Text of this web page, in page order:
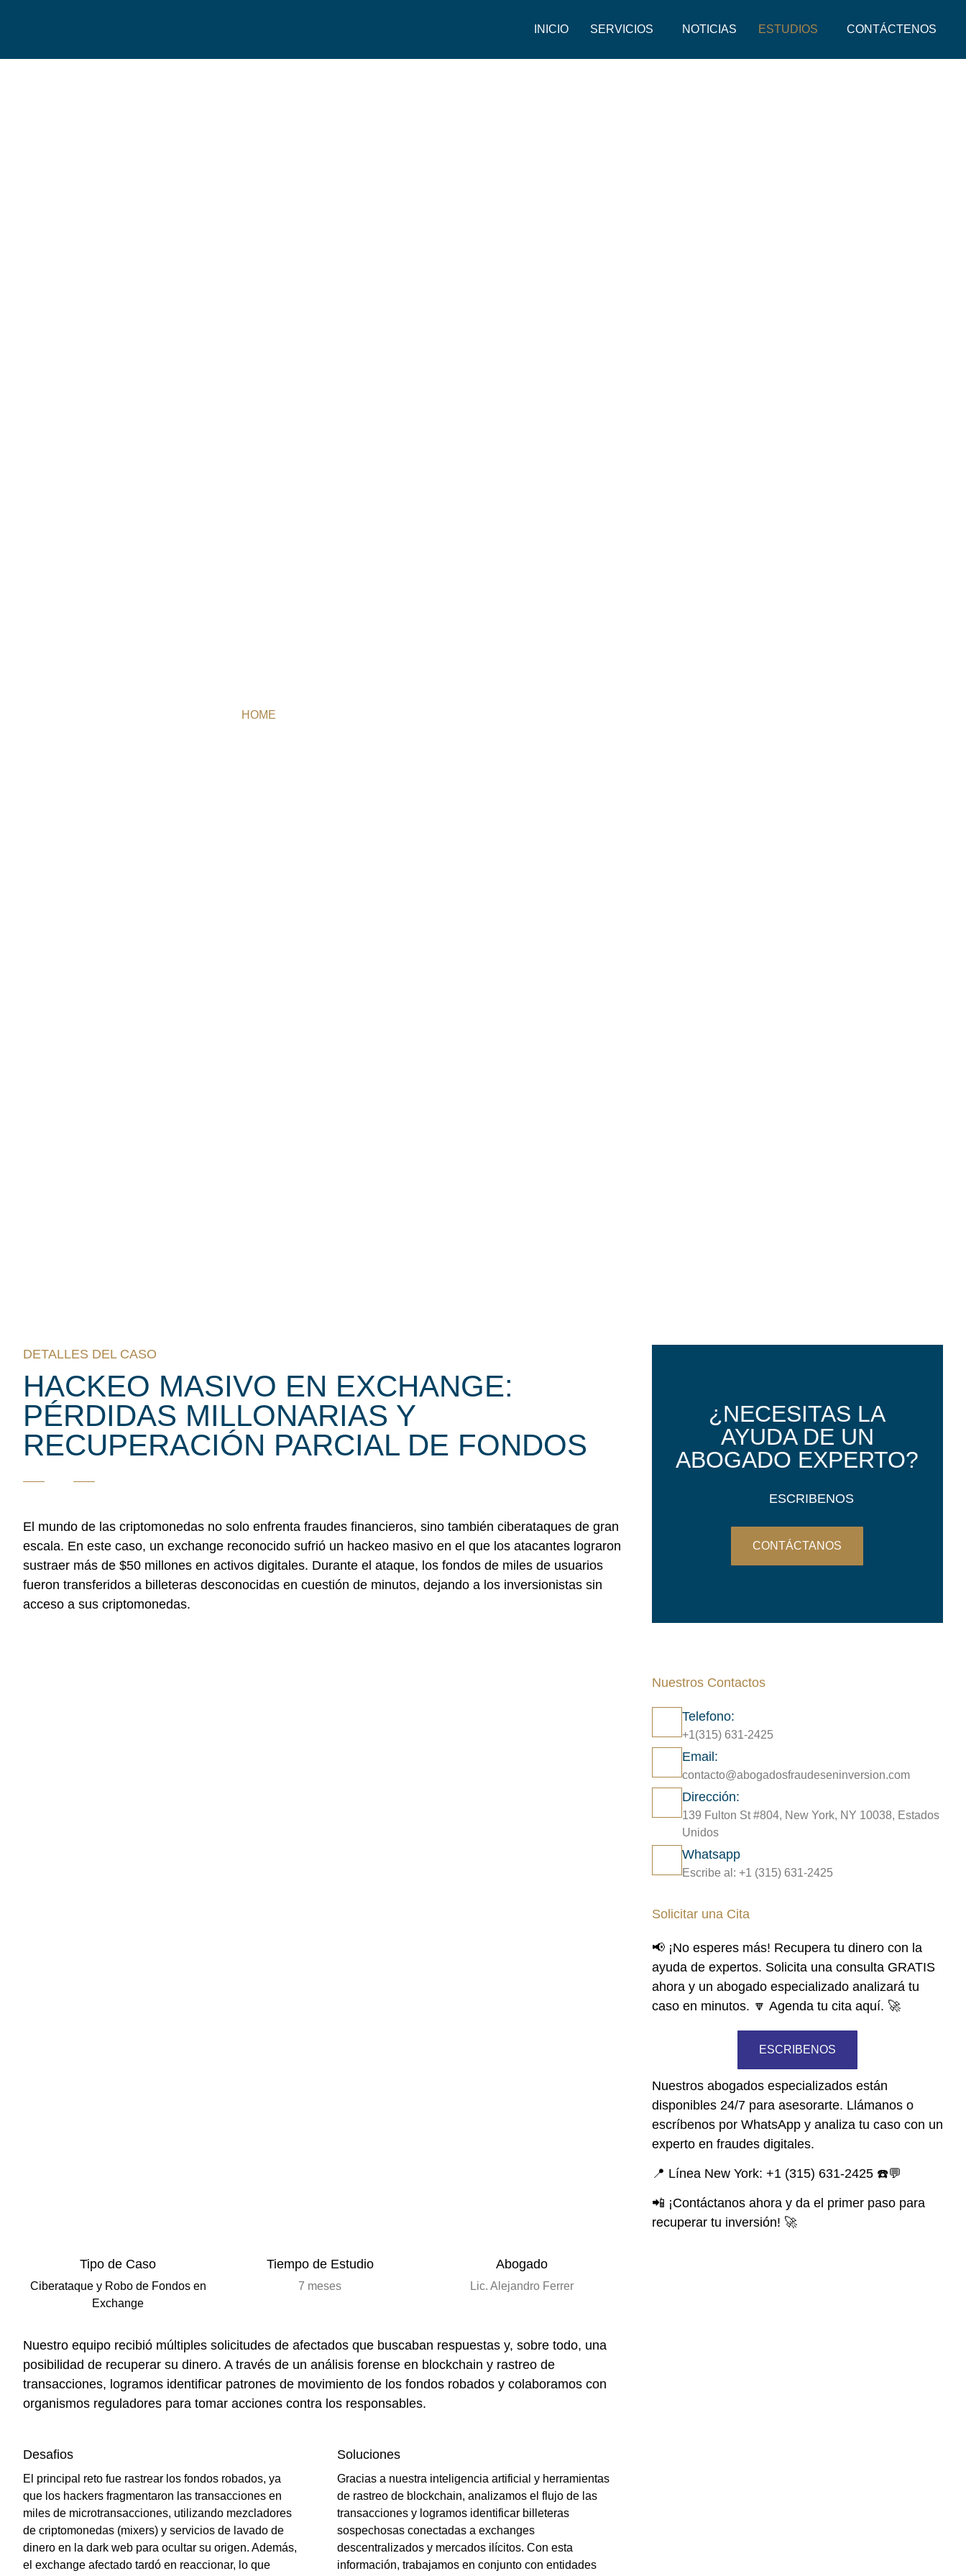
INICIO SERVICIOS NOTICIAS ESTUDIOS CONTÁCTENOS
HOME
DETALLES DEL CASO
HACKEO MASIVO EN EXCHANGE:
PÉRDIDAS MILLONARIAS Y
RECUPERACIÓN PARCIAL DE FONDOS
El mundo de las criptomonedas no solo enfrenta fraudes financieros, sino también ciberataques de gran
escala. En este caso, un exchange reconocido sufrió un hackeo masivo en el que los atacantes lograron
sustraer más de $50 millones en activos digitales. Durante el ataque, los fondos de miles de usuarios
fueron transferidos a billeteras desconocidas en cuestión de minutos, dejando a los inversionistas sin
acceso a sus criptomonedas.
Tipo de Caso
Ciberataque y Robo de Fondos en
Exchange
Tiempo de Estudio
7 meses
Abogado
Lic. Alejandro Ferrer
Nuestro equipo recibió múltiples solicitudes de afectados que buscaban respuestas y, sobre todo, una
posibilidad de recuperar su dinero. A través de un análisis forense en blockchain y rastreo de
transacciones, logramos identificar patrones de movimiento de los fondos robados y colaboramos con
organismos reguladores para tomar acciones contra los responsables.
Desafios
El principal reto fue rastrear los fondos robados, ya
que los hackers fragmentaron las transacciones en
miles de microtransacciones, utilizando mezcladores
de criptomonedas (mixers) y servicios de lavado de
dinero en la dark web para ocultar su origen. Además,
el exchange afectado tardó en reaccionar, lo que
Soluciones
Gracias a nuestra inteligencia artificial y herramientas
de rastreo de blockchain, analizamos el flujo de las
transacciones y logramos identificar billeteras
sospechosas conectadas a exchanges
descentralizados y mercados ilícitos. Con esta
información, trabajamos en conjunto con entidades
¿NECESITAS LA
AYUDA DE UN
ABOGADO EXPERTO?
ESCRIBENOS
CONTÁCTANOS
Nuestros Contactos
Telefono:
+1(315) 631-2425
Email:
contacto@abogadosfraudeseninversion.com
Dirección:
139 Fulton St #804, New York, NY 10038, Estados
Unidos
Whatsapp
Escribe al: +1 (315) 631-2425
Solicitar una Cita
📢 ¡No esperes más! Recupera tu dinero con la
ayuda de expertos. Solicita una consulta GRATIS
ahoray un abogado especializado analizará tu
caso en minutos. 🔽 Agenda tu cita aquí. 🚀
ESCRIBENOS
Nuestros abogados especializados están
disponibles 24/7para asesorarte. Llámanos o
escríbenos por WhatsAppy analiza tu caso con un
experto en fraudes digitales.
📍 Línea New York: +1 (315) 631-2425 ☎️💬
📲 ¡Contáctanos ahora y da el primer paso para
recuperar tu inversión! 🚀